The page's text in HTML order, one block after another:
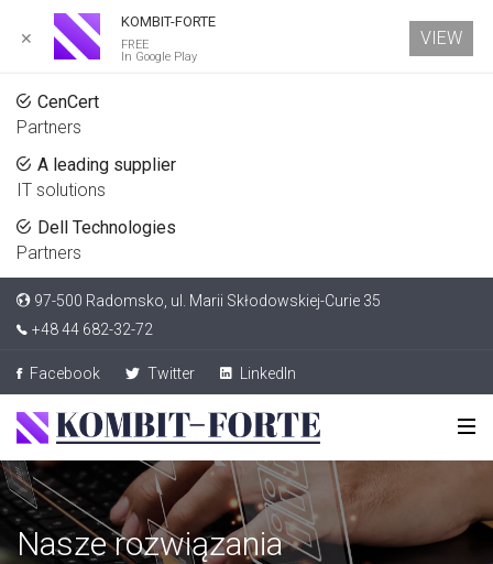
CenCert
Partners
A leading supplier
IT solutions
Dell Technologies
Partners
97-500 Radomsko, ul. Marii Skłodowskiej-Curie 35
+48 44 682-32-72
Facebook Twitter LinkedIn
Nasze rozwiązania
✕
KOMBIT-FORTE
FREE
In Google Play
VIEW